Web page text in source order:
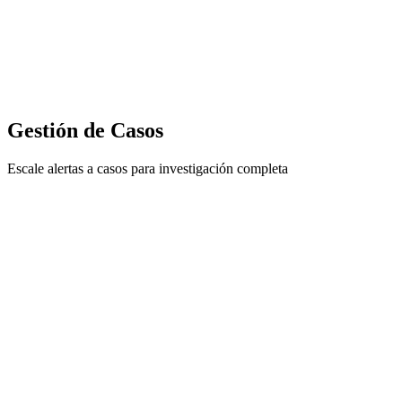
Gestión de Casos
Escale alertas a casos para investigación completa